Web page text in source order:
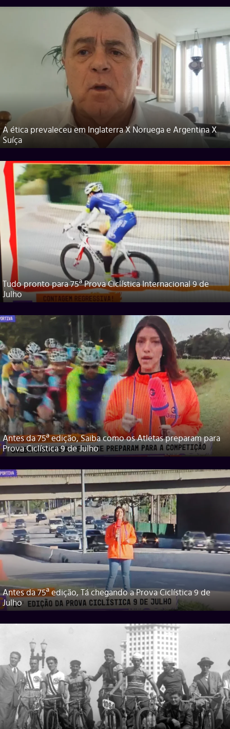
A ética prevaleceu em Inglaterra X Noruega e Argentina X
Suíça
Tudo pronto para 75ª Prova Ciclística Internacional 9 de
Julho
Antes da 75ª edição, Saiba como os Atletas preparam para
Prova Ciclística 9 de Julho
Antes da 75ª edição, Tá chegando a Prova Ciclística 9 de
Julho